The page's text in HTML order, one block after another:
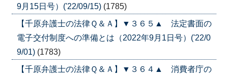
9月15日号）('22/09/15) (1785)
【千原弁護士の法律Ｑ＆Ａ】▼３６５▲ 法定書面の
電子交付制度への準備とは（2022年9月1日号）('22/0
9/01) (1783)
【千原弁護士の法律Ｑ＆Ａ】▼３６４▲ 消費者庁の